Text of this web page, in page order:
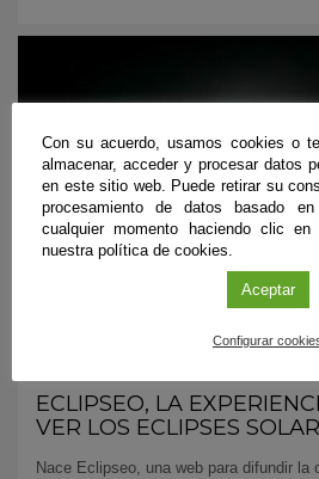
Enlaces recomendados,Espacio,
ECLIPSEO, LA
VER LOS ECLIPSES
Nace Eclipseo, una web para difundir la
Con su acuerdo, usamos cookies o
almacenar, acceder y procesar datos
en este sitio web. Puede retirar su
procesamiento de datos basado
cualquier momento haciendo clic en
nuestra política de cookies.
Aceptar
Configurar